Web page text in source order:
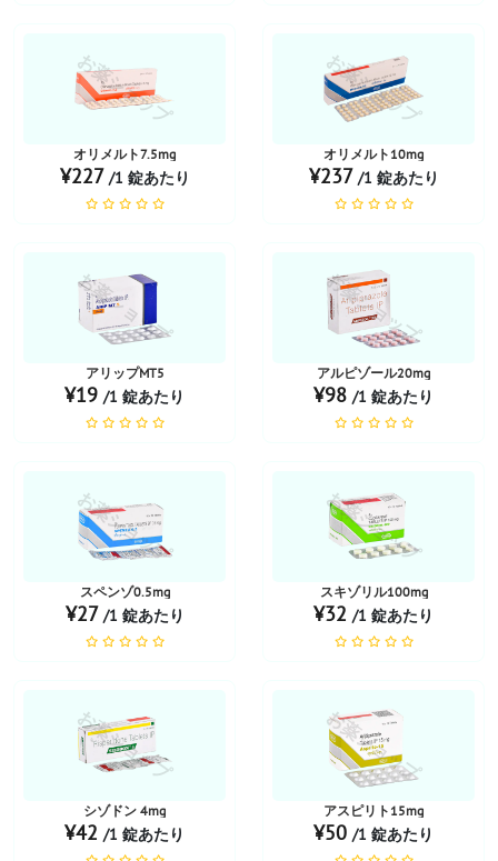
お薬ショップ
オリメルト7.5mg
¥227 /1 錠あたり
お薬ショップ
オリメルト10mg
¥237 /1 錠あたり
お薬ショップ
アリップMT5
¥19 /1 錠あたり
お薬ショップ
アルピゾール20mg
¥98 /1 錠あたり
お薬ショップ
スペンゾ0.5mg
¥27 /1 錠あたり
お薬ショップ
スキゾリル100mg
¥32 /1 錠あたり
お薬ショップ
シゾドン 4mg
¥42 /1 錠あたり
お薬ショップ
アスピリト15mg
¥50 /1 錠あたり